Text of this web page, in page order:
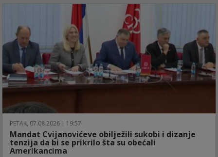
PETAK, 07.08.2026 | 19:57
Mandat Cvijanovićeve obilježili sukobi i dizanje
tenzija da bi se prikrilo šta su obećali
Amerikancima